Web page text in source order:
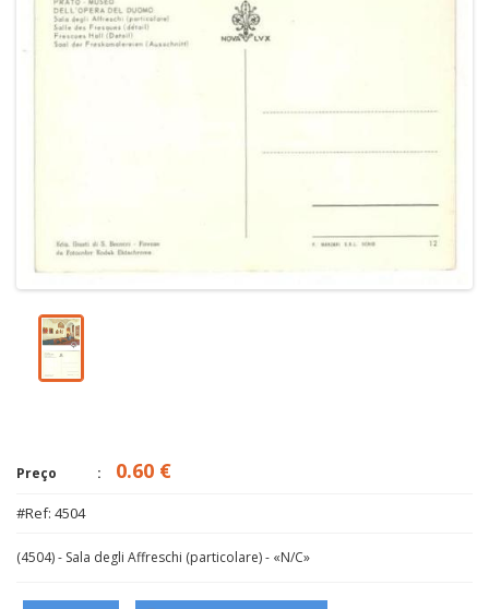
Preço 0.60 €
#Ref: 4504
(4504) - Sala degli Affreschi (particolare) - «N/C»